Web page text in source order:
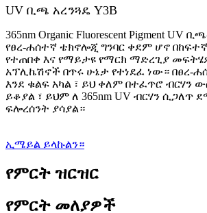
UV ቢጫ አረንጓዴ Y3B
365nm Organic Fluorescent Pigment UV
የፀረ-ሐሰተኛ ቴክኖሎጂ ግንባር ቀደም ሆኖ
የተጠበቀ እና የማይታዩ የማርክ ማድረጊያ
አፕሊኬሽኖች በጥሩ ሁኔታ የተነደፈ ነው። በፀረ-
እንደ ቁልፍ አካል ፣ ይህ ቀለም በተፈጥሮ ብርሃን
ይቆያል ፣ ይህም ለ 365nm UV ብርሃን ሲጋለጥ
ፍሎረሰንት ያሳያል።
ኢሜይል ይላኩልን።
የምርት ዝርዝር
የምርት መለያዎች